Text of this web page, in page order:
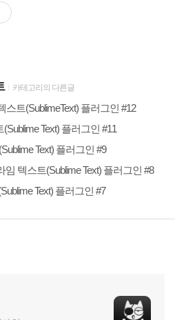
카테고리의 다른글
스트(SublimeText) 플러그인 #12
Text) 플러그인 #11
Text) 플러그인 #9
임 텍스트(Sublime Text) 플러그인 #8
Text) 플러그인 #7